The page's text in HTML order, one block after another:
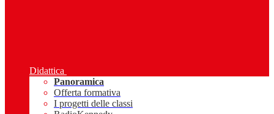
Didattica
Panoramica
Offerta formativa
I progetti delle classi